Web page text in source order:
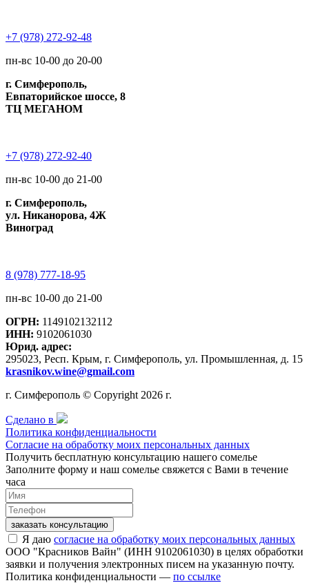
+7 (978) 272-92-48
пн-вс 10-00 до 20-00
г. Симферополь,
Евпаторийское шоссе, 8
ТЦ МЕГАНОМ
+7 (978) 272-92-40
пн-вс 10-00 до 21-00
г. Симферополь,
ул. Никанорова, 4Ж
Виноград
8 (978) 777-18-95
пн-вс 10-00 до 21-00
ОГРН: 1149102132112
ИНН: 9102061030
Юрид. адрес:
295023, Респ. Крым, г. Симферополь, ул. Промышленная, д. 15
krasnikov.wine@gmail.com
г. Симферополь © Copyright 2026 г.
Сделано в
Политика конфиденциальности
Согласие на обработку моих персональных данных
Получить бесплатную консультацию нашего сомелье
Заполните форму и наш сомелье свяжется с Вами в течение
часа
заказать консультацию
Я даю согласие на обработку моих персональных данных
ООО "Красников Вайн" (ИНН 9102061030) в целях обработки
заявки и получения электронных писем на указанную почту.
Политика конфиденциальности — по ссылке